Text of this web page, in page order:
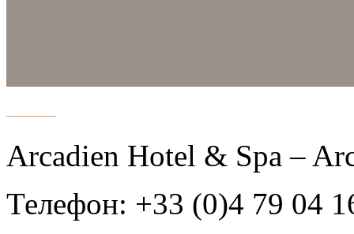
Arcadien Hotel & Spa –
Телефон: +33 (0)4 79 04